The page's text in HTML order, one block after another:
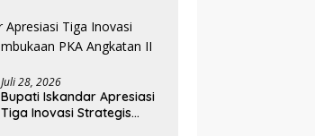
Tingkatkan Tata Kelola
Pemerintahan
Juli 28, 2026
Bupati Iskandar Apresiasi
Tiga Inovasi Strategis